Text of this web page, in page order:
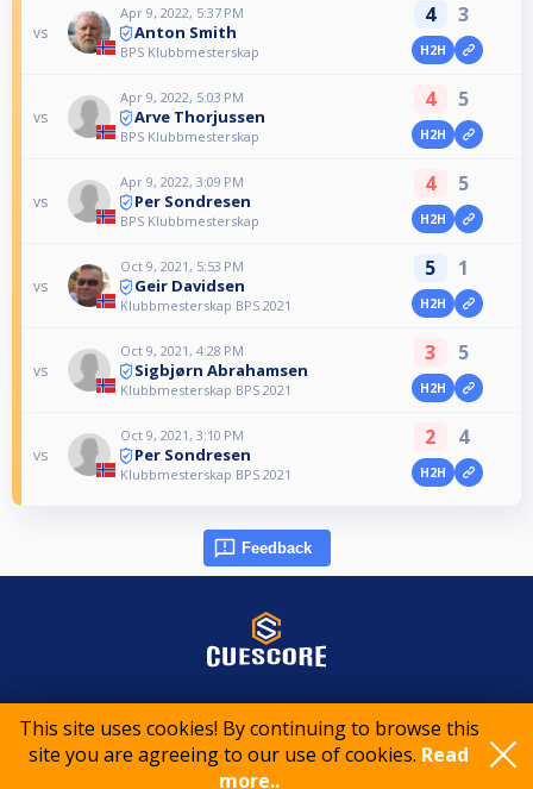
This site uses cookies! By continuing to browse this
site you are agreeing to our use of cookies. Read
more..
vs
Apr 9, 2022, 5:37 PM
Anton Smith
BPS Klubbmesterskap
4 3
H2H
vs
Apr 9, 2022, 5:03 PM
Arve Thorjussen
BPS Klubbmesterskap
4 5
H2H
vs
Apr 9, 2022, 3:09 PM
Per Sondresen
BPS Klubbmesterskap
4 5
H2H
vs
Oct 9, 2021, 5:53 PM
Geir Davidsen
Klubbmesterskap BPS 2021
5 1
H2H
vs
Oct 9, 2021, 4:28 PM
Sigbjørn Abrahamsen
Klubbmesterskap BPS 2021
3 5
H2H
vs
Oct 9, 2021, 3:10 PM
Per Sondresen
Klubbmesterskap BPS 2021
2 4
H2H
Feedback
© 2015-2026 CueScore International
Privacy policy